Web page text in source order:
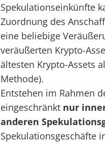
Spekulationseinkünfte
Zuordnung des
eine beliebige
veräußerten Krypto-
ältesten Krypto-Assets
Methode).
Entstehen im Rahmen
eingeschränkt nur
anderen
Spekulationsgeschäfte